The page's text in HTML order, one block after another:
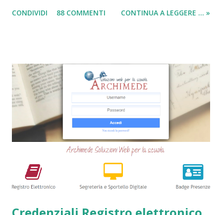
ancora da varie compagnie in Italia. Nella seguente guida,
altrettante hanno deciso di non concedere più queste
tipologie di prestiti a cambiali. Comunque sia, ancora oggi
esiste qualche possibilità, (fortunatamente per molti
cittadini) di accedere a questi prodotti. Ecco perchè
abbiamo deciso di creare questa guida dettagliata. Nel
frattempo, se volete potete anche consultare le seguenti
guide => Come accedere a prestiti dopo essere stati
segnalati al Crif - Prest...
CONDIVIDI 88 COMMENTI CONTINUA A LEGGERE ... »